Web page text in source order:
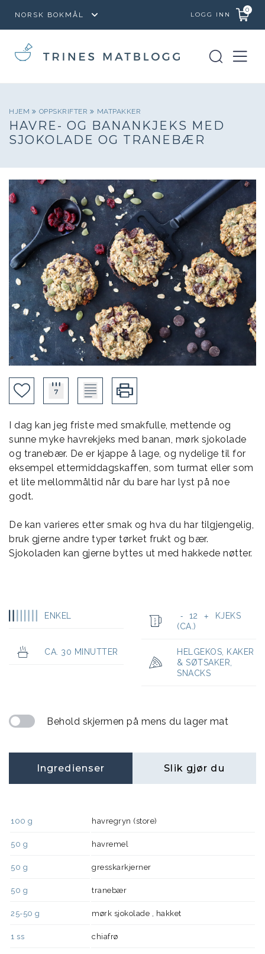
LOGG INN
0
HJEM OPPSKRIFTER MATPAKKER
HAVRE- OG BANANKJEKS MED
SJOKOLADE OG TRANEBÆR
I dag kan jeg friste med smakfulle, mettende og
sunne myke havrekjeks med banan, mørk sjokolade
og tranebær. De er kjappe å lage, og nydelige til for
eksempel ettermiddagskaffen, som turmat eller som
et lite mellommåltid når du bare har lyst på noe
godt.
De kan varieres etter smak og hva du har tilgjengelig,
bruk gjerne andre typer tørket frukt og bær.
Sjokoladen kan gjerne byttes ut med hakkede nøtter.
ENKEL - 12 +
KJEKS
(CA.)
CA. 30 MINUTTER HELGEKOS
KAKER
& SØTSAKER
SNACKS
Behold skjermen på mens du lager mat
Ingredienser Slik gjør du
100 g havregryn (store)
50 g havremel
50 g gresskarkjerner
50 g tranebær
25-50 g mørk sjokolade , hakket
1 ss chiafrø